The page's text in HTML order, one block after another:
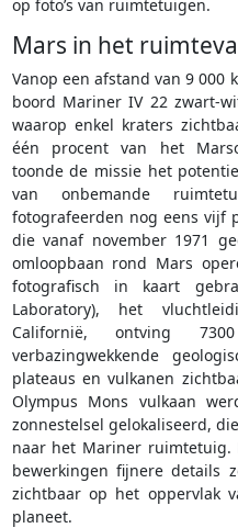
op foto’s van ruimtetuigen.
Mars in het
Vanop een afstand van 9 000
boord Mariner IV 22 zwart-
waarop enkel kraters
één procent van het
toonde de missie het
van onbemande
fotografeerden nog eens vijf
die vanaf november 1971
omloopbaan rond Mars
fotografisch in kaart
Laboratory), het
Californië, ontving
verbazingwekkende
plateaus en vulkanen
Olympus Mons vulkaan
zonnestelsel gelokaliseerd,
naar het Mariner ruimtetuig.
bewerkingen fijnere details
zichtbaar op het oppervlak
planeet.